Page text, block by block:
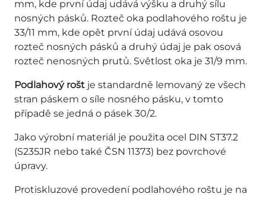
mm, kde první údaj udává výšku a druhý sílu
nosných pásků. Rozteč oka podlahového roštu je
33/11 mm, kde opět první údaj udává osovou
rozteč nosných pásků a druhý údaj je pak osová
rozteč nenosných prutů. Světlost oka je 31/9 mm.
Podlahový rošt je standardně lemovaný ze všech
stran páskem o síle nosného pásku, v tomto
případě se jedná o pásek 30/2.
Jako výrobní materiál je použita ocel DIN ST37.2
(S235JR nebo také ČSN 11373) bez povrchové
úpravy.
Protiskluzové provedení podlahového roštu je na